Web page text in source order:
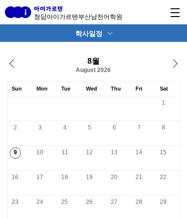
청담아이가르텐부산남천어학원
학사일정
8월
August 2026
Sun Mon Tue Wed Thu Fri Sat
1
2 3 4 5 6 7 8
9 10 11 12 13 14 15
16 17 18 19 20 21 22
23 24 25 26 27 28 29